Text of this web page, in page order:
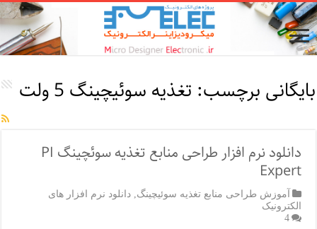
بایگانی برچسب: تغذیه سوئیچینگ 5 ولت
دانلود نرم افزار طراحی منابع تغذیه سوئچینگ PI
Expert
آموزش طراحی منابع تغذیه سوئیچینگ ,دانلود نرم افزار های
الکترونیک
4